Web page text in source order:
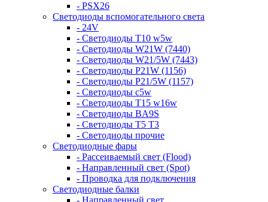
- PSX26
Светодиоды вспомогательного света
- 24V
- Светодиоды T10 w5w
- Светодиоды W21W (7440)
- Светодиоды W21/5W (7443)
- Светодиоды P21W (1156)
- Светодиоды P21/5W (1157)
- Светодиоды c5w
- Светодиоды T15 w16w
- Светодиоды BA9S
- Светодиоды T5 T3
- Светодиоды прочие
Светодиодные фары
- Рассеиваемый свет (Flood)
- Направленный свет (Spot)
- Проводка для подключения
Светодиодные балки
- Направленный свет